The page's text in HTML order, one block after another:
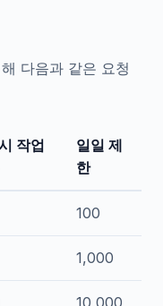
다음과 같은 요청
작업
일일 제
한
100
1,000
10,000